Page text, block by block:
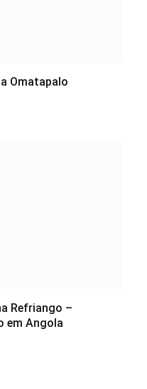
Omatapalo
Refriango –
em Angola